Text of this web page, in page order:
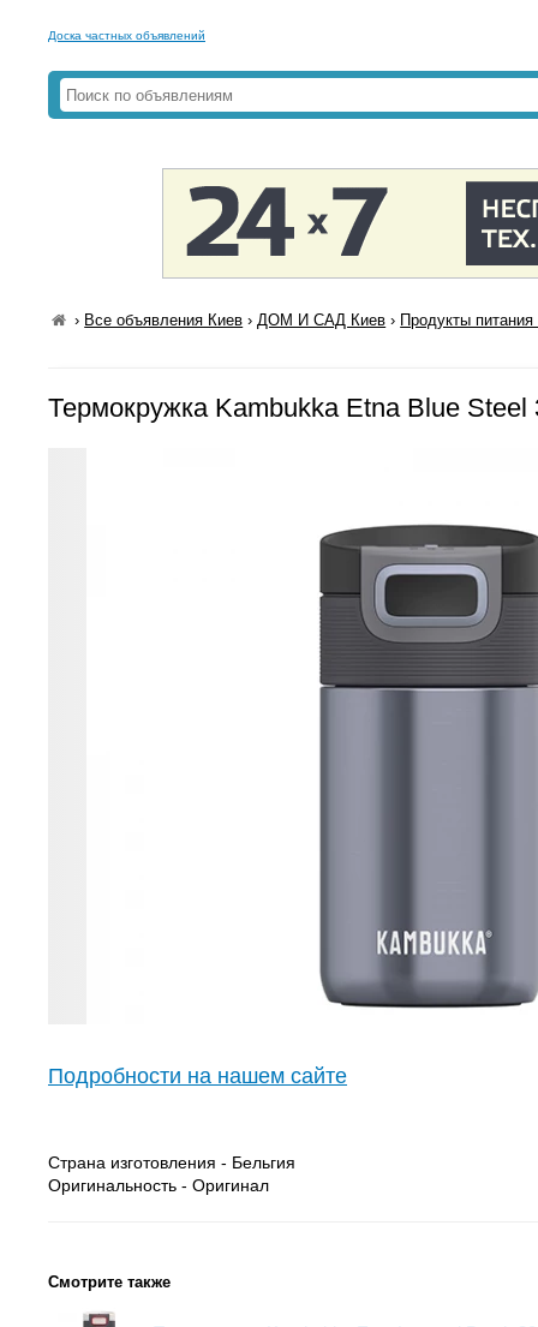
Доска частных объявлений
› Все объявления Киев ›ДОМ И САД Киев › Продукты
Термокружка Kambukka Etna Blue Steel
Подробности на нашем сайте
Страна изготовления - Бельгия
Оригинальность - Оригинал
Смотрите также